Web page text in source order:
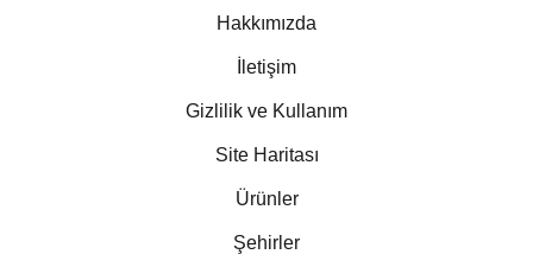
Hakkımızda
İletişim
Gizlilik ve Kullanım
Site Haritası
Ürünler
Şehirler